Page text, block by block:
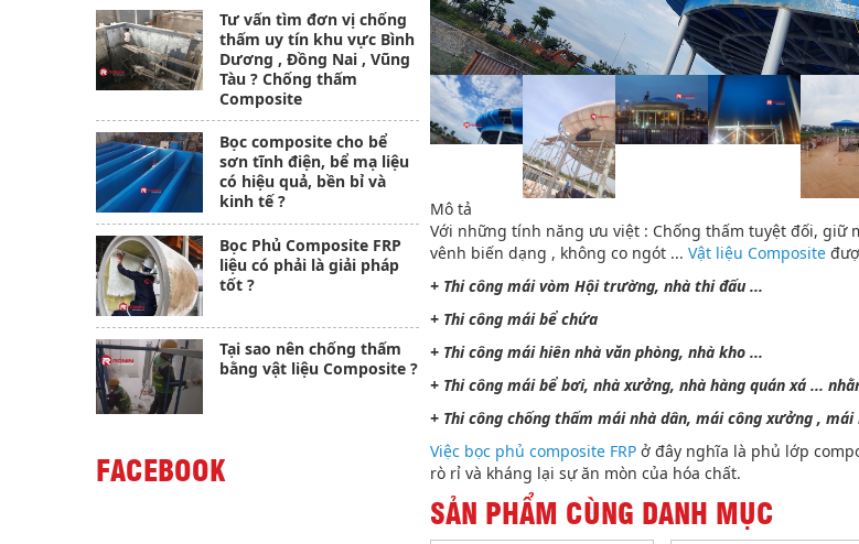
Tư vấn tìm đơn vị chống
thấm uy tín khu vực Bình
Dương , Đồng Nai , Vũng
Tàu ? Chống thấm
Composite
Bọc composite cho bể
sơn tĩnh điện, bể mạ liệu
có hiệu quả, bền bỉ và
kinh tế ?
Bọc Phủ Composite FRP
liệu có phải là giải pháp
tốt ?
Tại sao nên chống thấm
bằng vật liệu Composite ?
FACEBOOK
Mô tả
Với những tính năng ưu việt : Chống thấm tuyệt đối, giữ
vênh biến dạng , không co ngót ... Vật liệu Composite
+ Thi công mái vòm Hội trường, nhà thi đấu ...
+ Thi công mái bể chứa
+ Thi công mái hiên nhà văn phòng, nhà kho ...
+ Thi công mái bể bơi, nhà xưởng, nhà hàng quán xá ...
+ Thi công chống thấm mái nhà dân, mái công xưởng , mái
Việc bọc phủ composite FRPở đây nghĩa là phủ lớp
rò rỉ và kháng lại sự ăn mòn của hóa chất.
SẢN PHẨM CÙNG DANH MỤC